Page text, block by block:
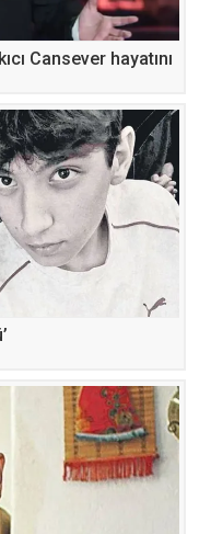
Cansever hayatını